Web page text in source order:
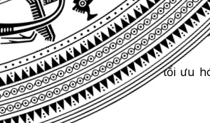
mà không cần sao chép nội
ký tự và câu trong vài giây.
sử dụng thông tin này để tối ưu